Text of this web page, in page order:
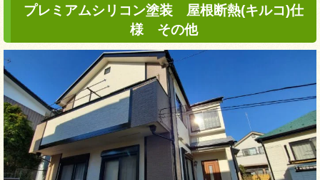
プレミアムシリコン塗装 屋根断熱(キルコ)仕
様 その他